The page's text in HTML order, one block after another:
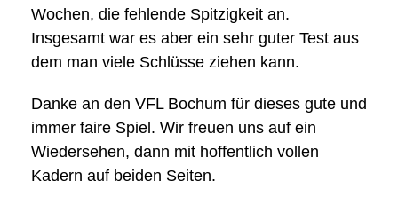
Wochen, die fehlende Spitzigkeit an.
Insgesamt war es aber ein sehr guter Test aus
dem man viele Schlüsse ziehen kann.
Danke an den VFL Bochum für dieses gute und
immer faire Spiel. Wir freuen uns auf ein
Wiedersehen, dann mit hoffentlich vollen
Kadern auf beiden Seiten.